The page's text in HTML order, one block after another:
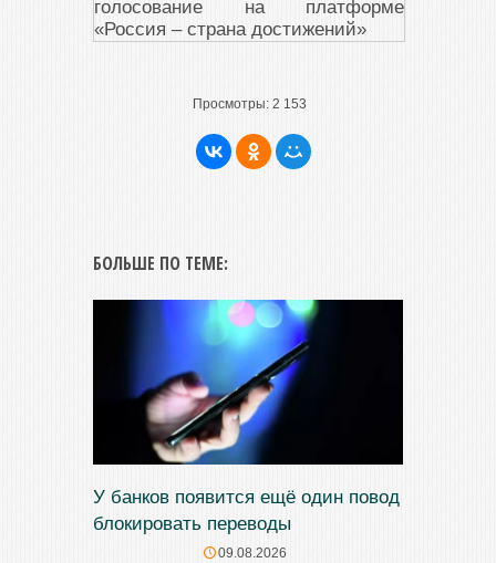
Просмотры: 2 153
БОЛЬШЕ ПО ТЕМЕ:
У банков появится ещё один повод
блокировать переводы
09.08.2026